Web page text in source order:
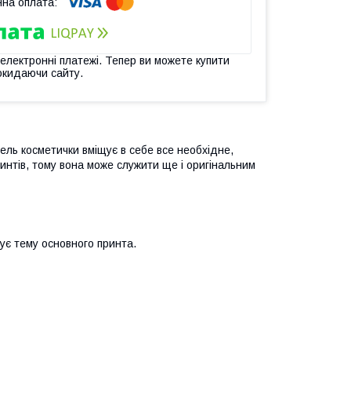
платежі. Тепер ви можете купити
сайту.
косметички вміщує в себе все необхідне,
тому вона може служити ще і оригінальним
тему основного принта.